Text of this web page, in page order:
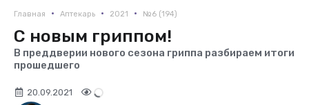
Главная • Аптекарь • 2021 • №6 (194)
С новым гриппом!
В преддверии нового сезона гриппа разбираем итоги
прошедшего
20.09.2021